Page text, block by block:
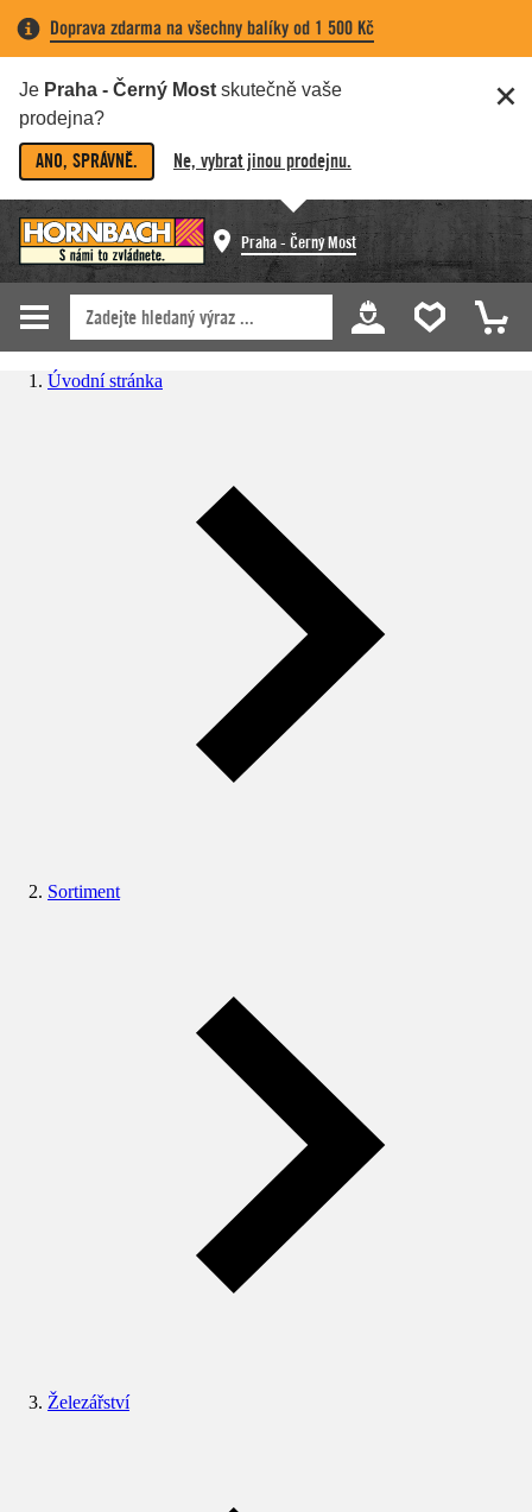
Doprava zdarma na všechny balíky od 1 500 Kč
Je Praha - Černý Most skutečně vaše
prodejna?
ANO, SPRÁVNĚ. Ne, vybrat jinou prodejnu.
Praha - Černý Most
Úvodní stránka
Sortiment
Železářství